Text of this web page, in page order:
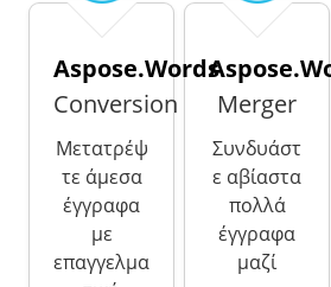
Aspose.Words
Conversion
Μετατρέψ
τε άμεσα
έγγραφα
με
επαγγελμα
Merger
Συνδυάστ
ε αβίαστα
πολλά
έγγραφα
μαζί